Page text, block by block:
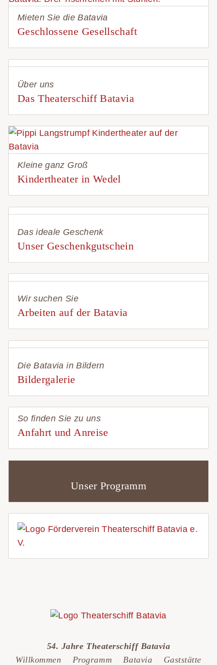
Mieten Sie die Batavia
Geschlossene Gesellschaft
Über uns
Das Theaterschiff Batavia
Kleine ganz Groß
Kindertheater in Wedel
Das ideale Geschenk
Unser Geschenkgutschein
Wir suchen Sie
Arbeiten auf der Batavia
Die Batavia in Bildern
Bildergalerie
So finden Sie zu uns
Anfahrt und Anreise
Unser Programm
54. Jahre Theaterschiff Batavia
Willkommen
Programm Batavia Gaststätte